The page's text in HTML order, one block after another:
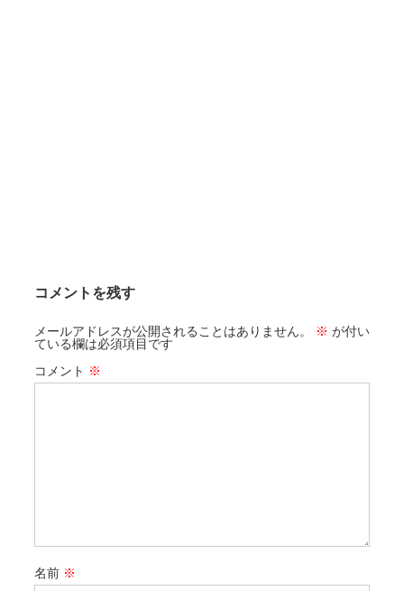
コメントを残す
メールアドレスが公開されることはありません。 ※ が付い
ている欄は必須項目です
コメント ※
名前 ※